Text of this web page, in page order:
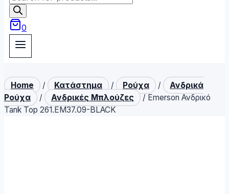
search
0
Home / Κατάστημα / Ρούχα /
Ανδρικά
Ρούχα
/ Ανδρικές Μπλούζες / Emerson Ανδρικό
Tank Top 261.EM37.09-BLACK